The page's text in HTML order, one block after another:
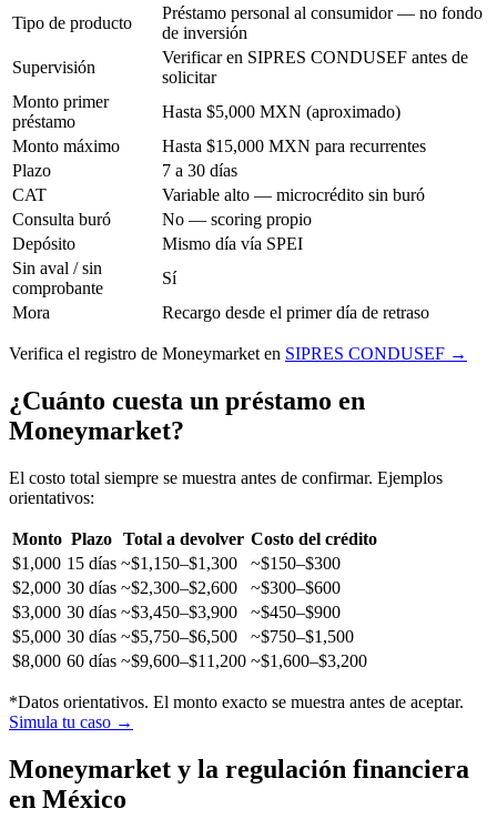
Tipo de producto
Préstamo personal al consumidor — no fondo
de inversión
Supervisión
Verificar en SIPRES CONDUSEF antes de
solicitar
Monto primer
préstamo
Hasta $5,000 MXN (aproximado)
Monto máximo
Hasta $15,000 MXN para recurrentes
Plazo
7 a 30 días
CAT
Variable alto — microcrédito sin buró
Consulta buró
No — scoring propio
Depósito
Mismo día vía SPEI
Sin aval / sin
comprobante
Sí
Mora
Recargo desde el primer día de retraso
Verifica el registro de Moneymarket en SIPRES CONDUSEF →
¿Cuánto cuesta un préstamo en
Moneymarket?
El costo total siempre se muestra antes de confirmar. Ejemplos
orientativos:
Monto Plazo Total a devolver Costo del crédito
$1,000 15 días ~$1,150–$1,300
~$150–$300
$2,000 30 días ~$2,300–$2,600
~$300–$600
$3,000 30 días ~$3,450–$3,900
~$450–$900
$5,000 30 días ~$5,750–$6,500
~$750–$1,500
$8,000 60 días ~$9,600–$11,200 ~$1,600–$3,200
*Datos orientativos. El monto exacto se muestra antes de aceptar.
Simula tu caso →
Moneymarket y la regulación financiera
en México